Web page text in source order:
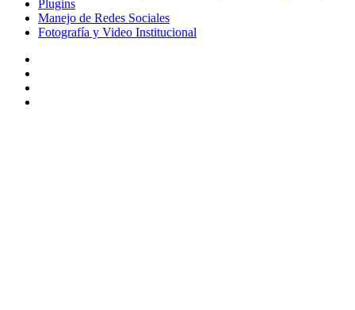
Plugins
Manejo de Redes Sociales
Fotografía y Video Institucional